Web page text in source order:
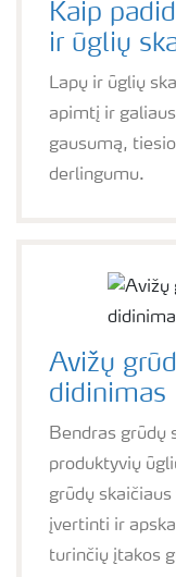
Kaip
ir ūglių
Lapų ir ūglių
apimtį ir
gausumą,
derlingumu.
Avižų
didinimas
Bendras grūdų
produktyvių
grūdų
įvertinti ir
turinčių įtakos